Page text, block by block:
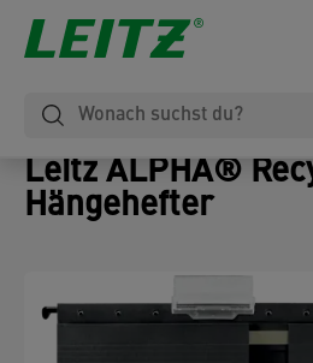
Leitz ALPHA®
Hängehefter